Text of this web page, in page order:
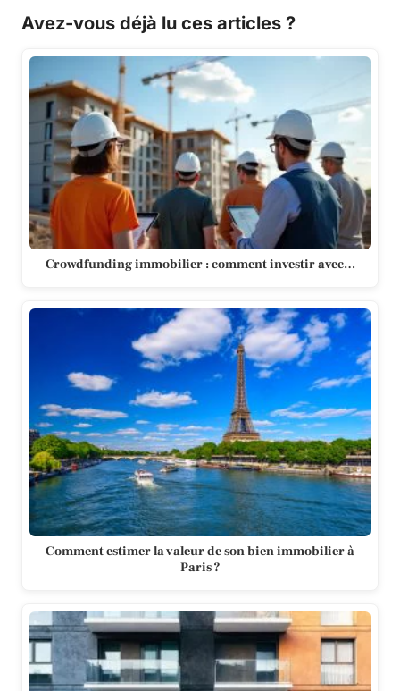
Avez-vous déjà lu ces articles ?
Crowdfunding immobilier : comment investir avec…
Comment estimer la valeur de son bien immobilier à
Paris ?